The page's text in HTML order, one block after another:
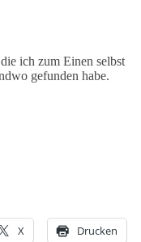
ich zum Einen selbst
gefunden habe.
X Drucken